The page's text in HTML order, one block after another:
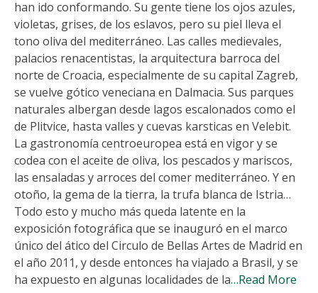
han ido conformando. Su gente tiene los ojos azules,
violetas, grises, de los eslavos, pero su piel lleva el
tono oliva del mediterráneo. Las calles medievales,
palacios renacentistas, la arquitectura barroca del
norte de Croacia, especialmente de su capital Zagreb,
se vuelve gótico veneciana en Dalmacia. Sus parques
naturales albergan desde lagos escalonados como el
de Plitvice, hasta valles y cuevas karsticas en Velebit.
La gastronomía centroeuropea está en vigor y se
codea con el aceite de oliva, los pescados y mariscos,
las ensaladas y arroces del comer mediterráneo. Y en
otoño, la gema de la tierra, la trufa blanca de Istria…
Todo esto y mucho más queda latente en la
exposición fotográfica que se inauguró en el marco
único del ático del Circulo de Bellas Artes de Madrid en
el año 2011, y desde entonces ha viajado a Brasil, y se
ha expuesto en algunas localidades de la…Read More